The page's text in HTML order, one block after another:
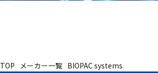
物
TOP メーカー一覧 BIOPAC systems